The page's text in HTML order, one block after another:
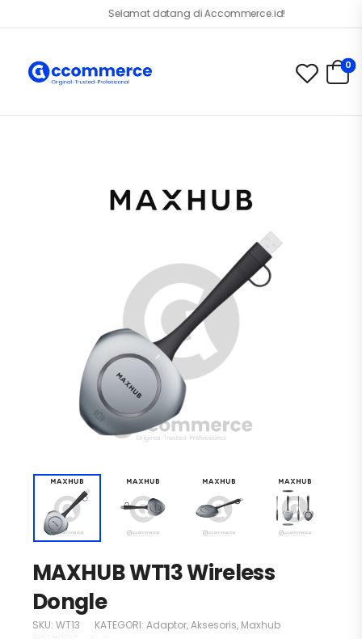
Selamat datang di Accommerce.id!
0
MAXHUB WT13 Wireless
Dongle
SKU: WT13 KATEGORI: Adaptor,Aksesoris, Maxhub